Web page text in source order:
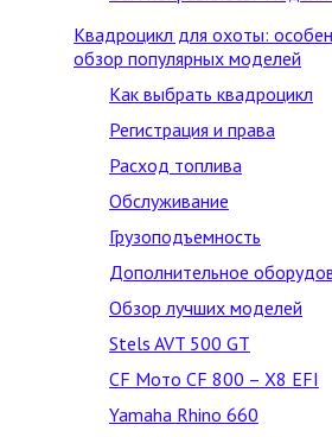
Квадроцикл для охоты:
обзор популярных моделей
Как выбрать квадроцикл
Регистрация и права
Расход топлива
Обслуживание
Грузоподъемность
Дополнительное
Обзор лучших моделей
Stels AVT 500 GT
CF Mото CF 800 – X8 EFI
Yamaha Rhino 660